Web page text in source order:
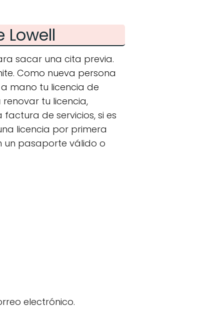
Lowell
sacar una cita previa.
Como nueva persona
mano tu licencia de
tu licencia,
de servicios, si es
licencia por primera
un pasaporte válido o
electrónico.